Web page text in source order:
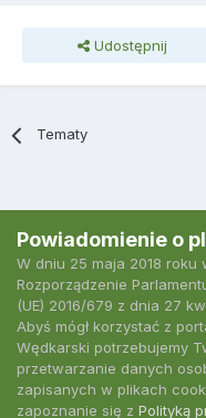
Udostępnij
Tematy
Język Polityka
2007-2026
Powiadomienie o
W dniu 25 maja 2018 roku
Rozporządzenie
(UE) 2016/679 z dnia 27
Abyś mógł korzystać z
Wędkarski potrzebujemy
przetwarzanie danych
zapisanych w plikach
zapoznanie się z Polityką